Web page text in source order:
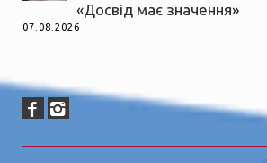
«Досвід має значення»
07.08.2026